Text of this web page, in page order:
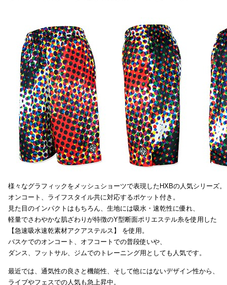
様々なグラフィックをメッシュショーツで表現したHXBの人気シリーズ。
オンコート、ライフスタイル共に対応するポケット付き。
見た目のインパクトはもちろん、生地には吸水・速乾性に優れ、
軽量でさわやかな肌ざわりが特徴のY型断面ポリエステル糸を使用した
【急速吸水速乾素材アクアステルス】 を使用。
バスケでのオンコート、オフコートでの普段使いや、
ダンス、フットサル、ジムでのトレーニング用としても人気です。
最近では、通気性の良さと機能性、そして他にはないデザイン性から、
ライブやフェスでの人気も急上昇中。